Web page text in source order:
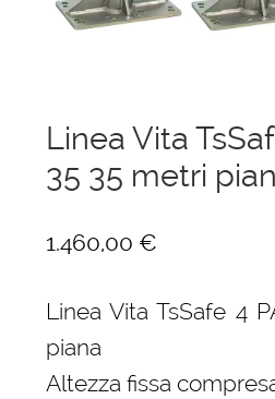
Ponteggi
Parapetti Ringhiere
Valigie
Cerniere freni per porte
Articoli per la casa
Linea Vita
35 35 metri
1.460,00 €
Linea Vita TsSafe 4
piana
Altezza fissa